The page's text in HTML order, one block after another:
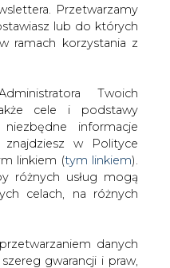
Przetwarzamy
lub do których
ramach korzystania z
Twoich
cele i podstawy
informacje
w Polityce
linkiem (tym linkiem).
różnych usług mogą
celach, na różnych
danych
gwarancji i praw,
Nieudany przetarg
skomentuj
udostępnij: